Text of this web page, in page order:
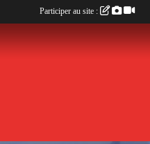
Participer au site :